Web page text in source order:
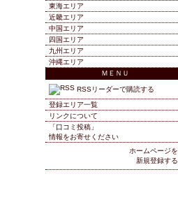
東海エリア
近畿エリア
中国エリア
四国エリア
九州エリア
沖縄エリア
ＭＥＮＵ
RSSリーダーで購読する
登録エリア一覧
リンクについて
「口コミ投稿」
情報をお寄せください
ホームページを
新規登録する